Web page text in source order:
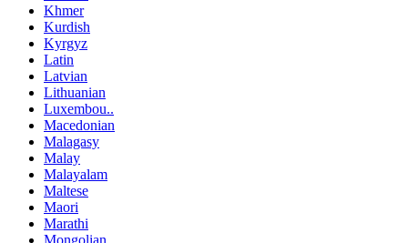
Khmer
Kurdish
Kyrgyz
Latin
Latvian
Lithuanian
Luxembou..
Macedonian
Malagasy
Malay
Malayalam
Maltese
Maori
Marathi
Mongolian